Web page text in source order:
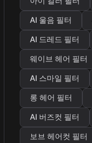
AI 울음 필터
AI 드레드 필터
웨이브 헤어 필터
AI 스마일 필터
롱 헤어 필터
AI 버즈컷 필터
보브 헤어컷 필터